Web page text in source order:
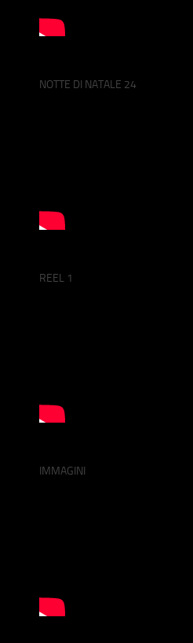
NOTTE DI NATALE 24
REEL 1
IMMAGINI